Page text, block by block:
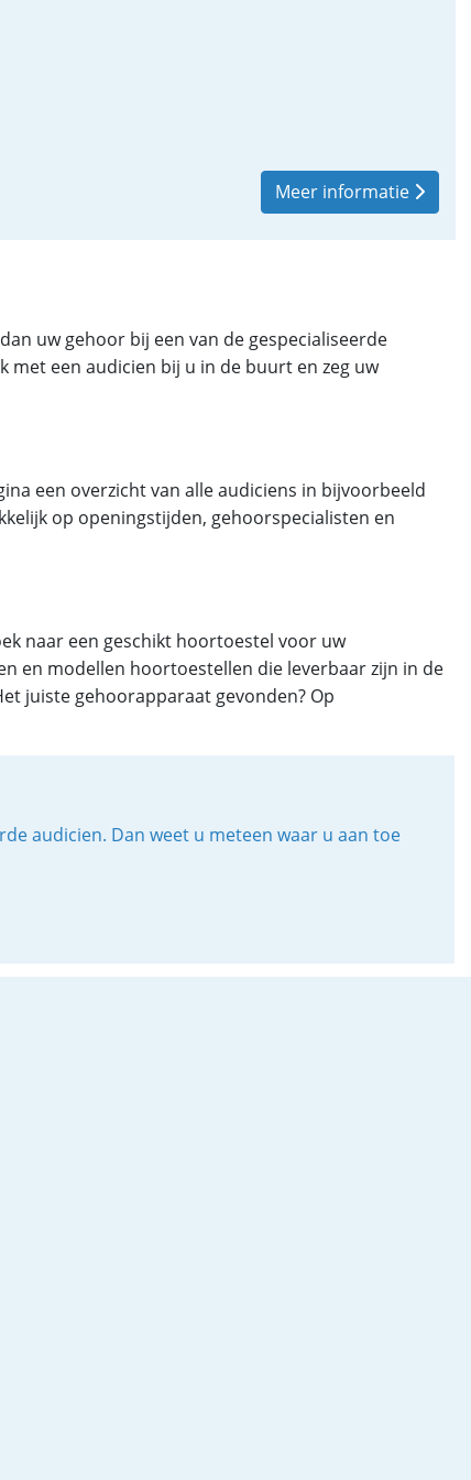
Meer informatie
uw gehoor bij een van de gespecialiseerde
met een audicien bij u in de buurt en zeg uw
een overzicht van alle audiciens in bijvoorbeeld
op openingstijden, gehoorspecialisten en
naar een geschikt hoortoestel voor uw
en modellen hoortoestellen die leverbaar zijn in de
juiste gehoorapparaat gevonden? Op
audicien. Dan weet u meteen waar u aan toe